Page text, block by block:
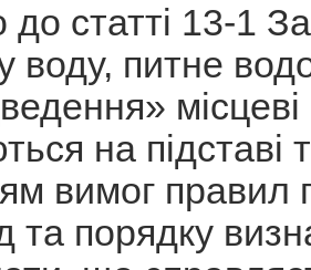
до статті 13-1
воду, питне
на підставі
вимог правил
та порядку